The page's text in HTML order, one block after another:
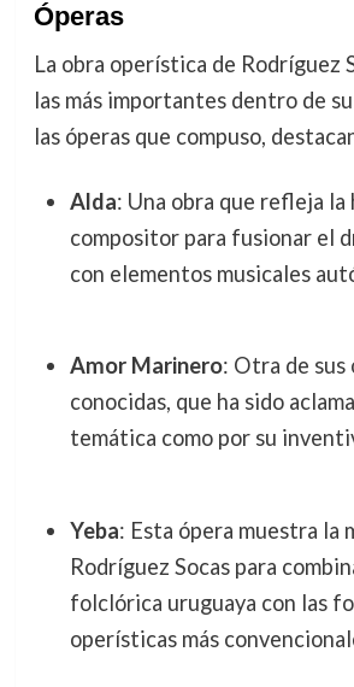
Óperas
La obra operística de Rodríguez
las más importantes dentro de
las óperas que compuso,
Alda: Una obra que refleja la
compositor para fusionar el
con elementos musicales
Amor Marinero: Otra de sus
conocidas, que ha sido
temática como por su
Yeba: Esta ópera muestra la
Rodríguez Socas para
folclórica uruguaya con las
operísticas más